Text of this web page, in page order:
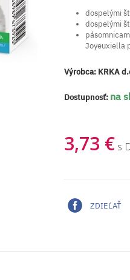
dospelými
dospelými
Joyeuxiella
Výrobca: KRKA
Dostupnosť: na
3,73 € s
ZDIEĽAŤ